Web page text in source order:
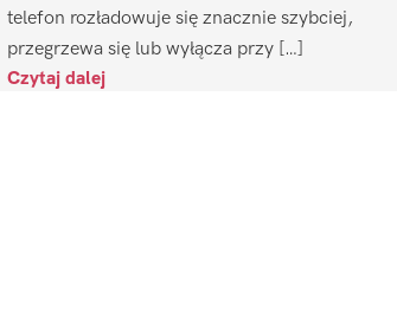
telefon rozładowuje się znacznie szybciej,
przegrzewa się lub wyłącza przy […]
Czytaj dalej